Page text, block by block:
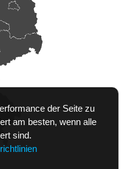
der Seite zu
am besten, wenn alle
sind.